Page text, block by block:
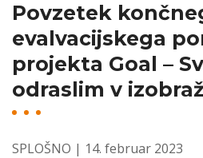
Povzetek
evalvacijskega
projekta Goal –
odraslim v
SPLOŠNO | 14. februar 2023